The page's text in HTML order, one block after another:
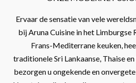
Ervaar de sensatie van vele
bij Aruna Cuisine in het Limburgse
Frans-Mediterrane keuken,
traditionele Sri Lankaanse, Thaise
bezorgen u ongekende en